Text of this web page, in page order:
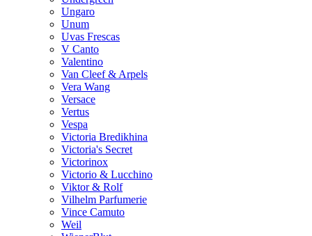
Ungaro
Unum
Uvas Frescas
V Canto
Valentino
Van Cleef & Arpels
Vera Wang
Versace
Vertus
Vespa
Victoria Bredikhina
Victoria's Secret
Victorinox
Victorio & Lucchino
Viktor & Rolf
Vilhelm Parfumerie
Vince Camuto
Weil